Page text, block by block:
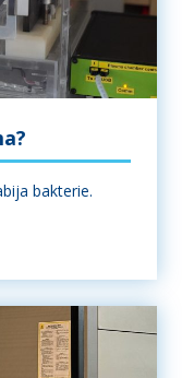
bakterie.